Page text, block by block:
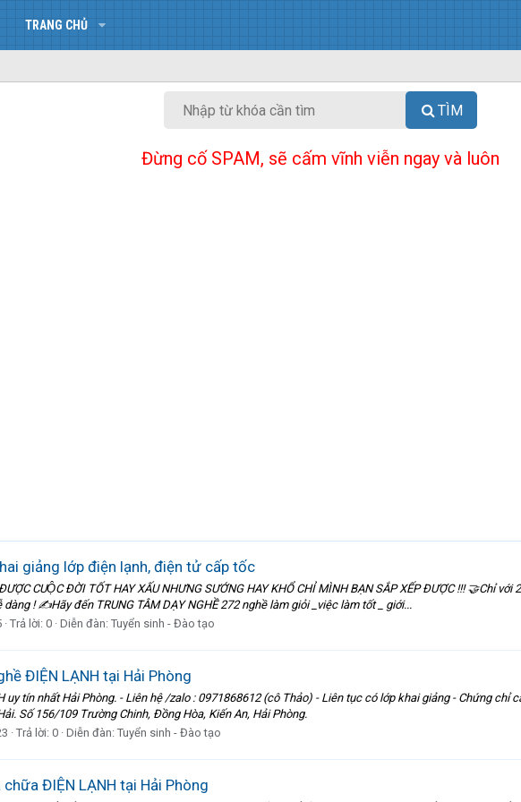
TRANG CHỦ
TÌM
Đừng cố SPAM, sẽ cấm vĩnh viễn ngay và luôn
giảng lớp điện lạnh, điện tử cấp tốc
CUỘC ĐỜI TỐT HAY XẤU NHƯNG SƯỚNG HAY KHỔ CHỈ MÌNH BẠN SẮP XẾP ĐƯỢC !!! 🤝Chỉ
! ✍️Hãy đến TRUNG TÂM DẠY NGHỀ 272 nghề làm giỏi _việc làm tốt _ giới...
Trả lời: 0 Diễn đàn: Tuyển sinh - Đào tạo
ĐIỆN LẠNH tại Hải Phòng
uy tín nhất Hải Phòng. - Liên hệ /zalo : 0971868612 (cô Thảo) - Liên tục có lớp khai giảng - Chứng
Số 156/109 Trường Chinh, Đồng Hòa, Kiến An, Hải Phòng.
Trả lời: 0 Diễn đàn: Tuyển sinh - Đào tạo
ĐIỆN LẠNH tại Hải Phòng